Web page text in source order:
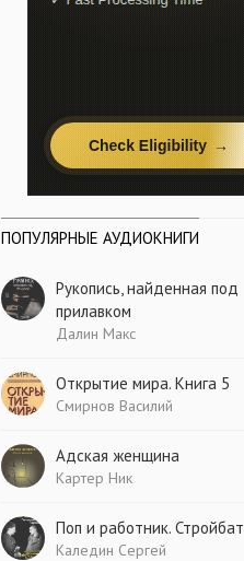
ПОПУЛЯРНЫЕ АУДИОКНИГИ
Рукопись, найденная под
прилавком
Далин Макс
Открытие мира. Книга 5
Смирнов Василий
Адская женщина
Картер Ник
Поп и работник. Стройбат
Каледин Сергей